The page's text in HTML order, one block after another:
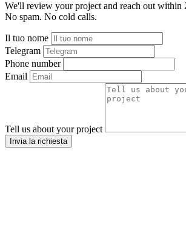
We'll review your project and reach out within
No spam. No cold calls.
Il tuo nome
Telegram
Phone number
Email
Tell us about your project
Invia la richiesta